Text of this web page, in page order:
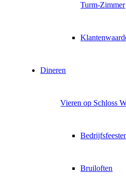
Turm-Zimmer
Dineren
Vieren op Schloss
Bruiloften